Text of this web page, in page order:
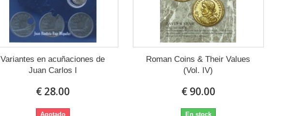
Variantes en acuñaciones de
Juan Carlos I
€ 28.00
Agotado
Roman Coins & Their Values
(Vol. IV)
€ 90.00
En stock